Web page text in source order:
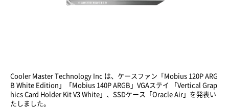
Cooler Master Technology Inc は、ケースファン「Mobius 120P ARG
B White Edition」「Mobius 140P ARGB」VGAステイ 「Vertical Grap
hics Card Holder Kit V3 White」、SSDケース「 Oracle Air 」を発表い
たしました。